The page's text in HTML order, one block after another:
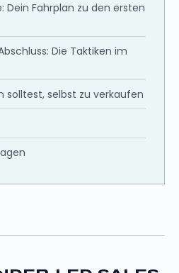
Dein Fahrplan zu den ersten
Die Taktiken im
solltest, selbst zu verkaufen